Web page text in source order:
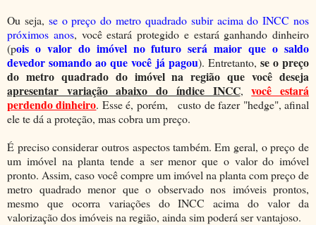
Ou seja, se o preço do metro quadrado subir acima do INCC nos
próximos anos, você estará protegido e estará ganhando dinheiro
(pois o valor do imóvel no futuro será maior que o saldo
devedor somando ao que você já pagou). Entretanto, se o preço
do metro quadrado do imóvel na região que você deseja
apresentar variação abaixo do índice INCC,você estará
perdendo dinheiro. Esse é, porém, custo de fazer "hedge", afinal
ele te dá a proteção, mas cobra um preço.
É preciso considerar outros aspectos também. Em geral, o preço de
um imóvel na planta tende a ser menor que o valor do imóvel
pronto. Assim, caso você compre um imóvel na planta com preço de
metro quadrado menor que o observado nos imóveis prontos,
mesmo que ocorra variações do INCC acima do valor da
valorização dos imóveis na região, ainda sim poderá ser vantajoso.